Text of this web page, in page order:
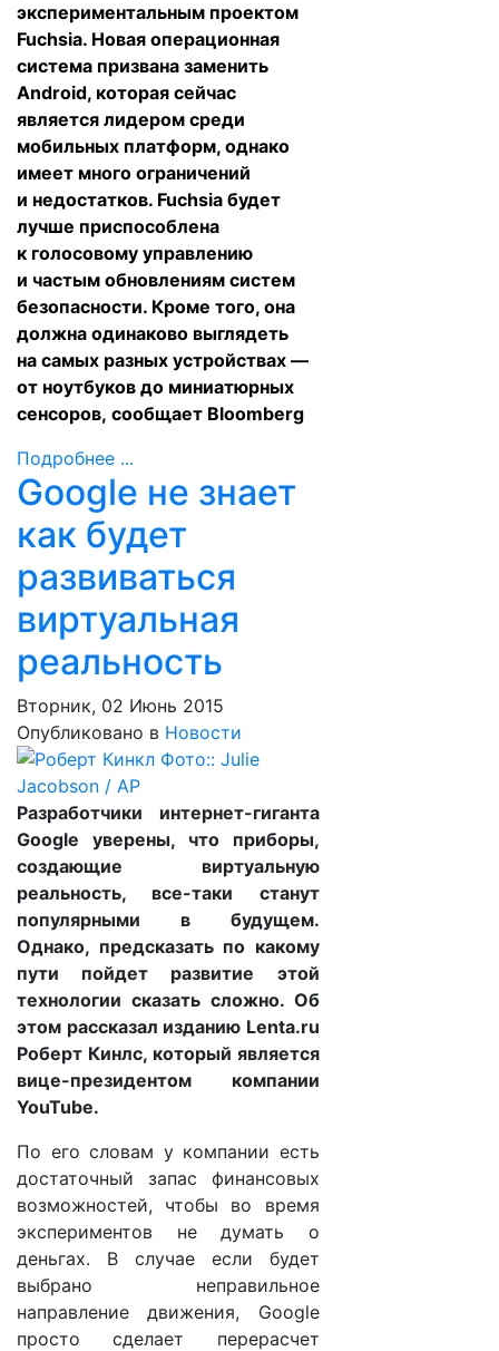
экспериментальным проектом
Fuchsia. Новая операционная
система призвана заменить
Android, которая сейчас
является лидером среди
мобильных платформ, однако
имеет много ограничений
и недостатков. Fuchsia будет
лучше приспособлена
к голосовому управлению
и частым обновлениям систем
безопасности. Кроме того, она
должна одинаково выглядеть
на самых разных устройствах —
от ноутбуков до миниатюрных
сенсоров, сообщает Bloomberg
Подробнее ...
Google не знает
как будет
развиваться
виртуальная
реальность
Вторник, 02 Июнь 2015
Опубликовано в Новости
Разработчики интернет-гиганта
Google уверены, что приборы,
создающие виртуальную
реальность, все-таки станут
популярными в будущем.
Однако, предсказать по какому
пути пойдет развитие этой
технологии сказать сложно. Об
этом рассказал изданию Lenta.ru
Роберт Кинлс, который является
вице-президентом компании
YouTube.
По его словам у компании есть
достаточный запас финансовых
возможностей, чтобы во время
экспериментов не думать о
деньгах. В случае если будет
выбрано неправильное
направление движения, Google
просто сделает перерасчет